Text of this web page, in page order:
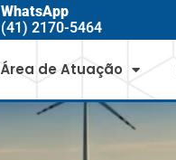
WhatsApp
(41) 2170-5464
Área de Atuação